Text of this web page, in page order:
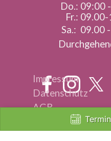
Do.: 09:00
Fr.:
Sa.: 09.00
Impressum
Datenschutz
AGB